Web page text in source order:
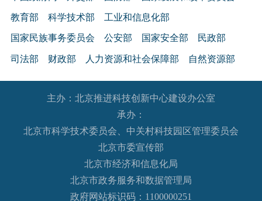
教育部 科学技术部 工业和信息化部
国家民族事务委员会 公安部 国家安全部 民政部
司法部 财政部 人力资源和社会保障部 自然资源部
生态环境部 住房和城乡建设部 交通运输部 水利部
农业农村部 商务部 文化和旅游部
退役军人事务部
国家语言文字工作委员会
国家航天局 国家原子能机构
国家核安全局
主办：北京推进科技创新中心建设办公室
承办：
北京市科学技术委员会、中关村科技园区管理委员会
北京市委宣传部
北京市经济和信息化局
北京市政务服务和数据管理局
政府网站标识码：1100000251